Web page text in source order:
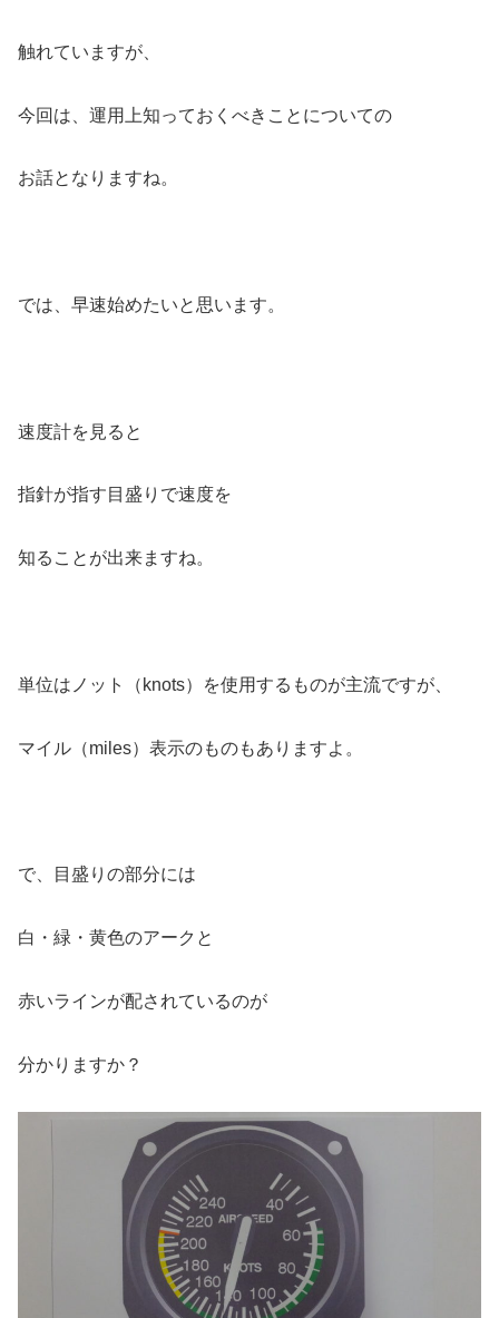
触れていますが、
今回は、運用上知っておくべきことについての
お話となりますね。
では、早速始めたいと思います。
速度計を見ると
指針が指す目盛りで速度を
知ることが出来ますね。
単位はノット（knots）を使用するものが主流ですが、
マイル（miles）表示のものもありますよ。
で、目盛りの部分には
白・緑・黄色のアークと
赤いラインが配されているのが
分かりますか？